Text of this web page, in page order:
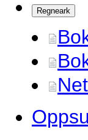
Regneark